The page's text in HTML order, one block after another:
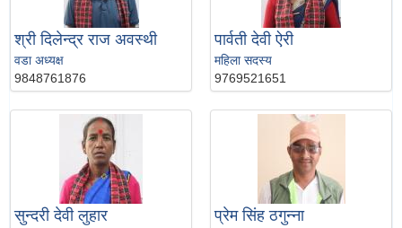
श्री दिलेन्द्र राज अवस्थी
वडा अध्यक्ष
9848761876
पार्वती देवी ऐरी
महिला सदस्य
9769521651
सुन्दरी देवी लुहार प्रेम सिंह ठगुन्ना